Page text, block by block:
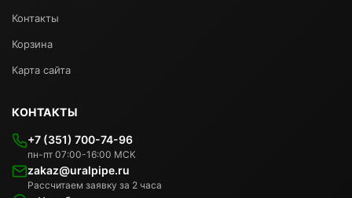
Контакты
Корзина
Карта сайта
КОНТАКТЫ
+7 (351) 700-74-96
пн-пт 07:00-16:00 МСК
zakaz@uralpipe.ru
Рассчитаем заявку за 2 часа